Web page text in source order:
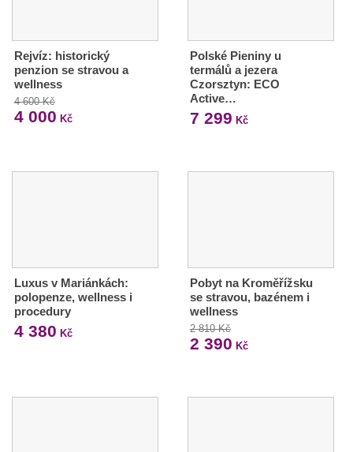
Rejvíz: historický
penzion se stravou a
wellness
4 600 Kč
4 000 Kč
Polské Pieniny u
termálů a jezera
Czorsztyn: ECO
Active…
7 299 Kč
Luxus v Mariánkách:
polopenze, wellness i
procedury
4 380 Kč
Pobyt na Kroměřížsku
se stravou, bazénem i
wellness
2 810 Kč
2 390 Kč